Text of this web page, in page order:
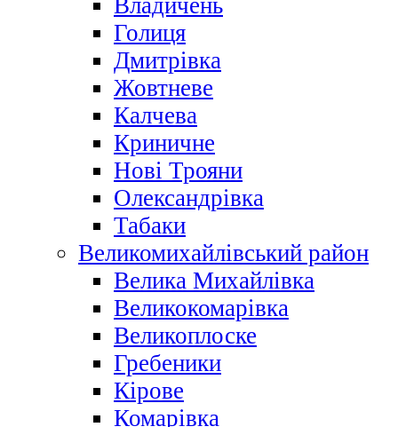
Владичень
Голиця
Дмитрівка
Жовтневе
Калчева
Криничне
Нові Трояни
Олександрівка
Табаки
Великомихайлівський район
Велика Михайлівка
Великокомарівка
Великоплоске
Гребеники
Кірове
Комарівка